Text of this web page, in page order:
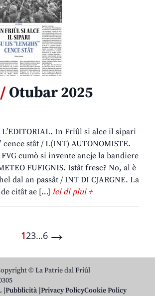
Otubar 2025
L’EDITORIAL. In Friûl si alce il sipari
cence stât / L(INT) AUTONOMISTE.
cumò si invente ancje la bandiere
FUFIGNIS. Istât fresc? No, al è
dal an passât / INT DI CJARGNE. La
citât ae […] lei di plui +
123…6 →
© La Patrie dal Friûl
Pubblicità Privacy PolicyCookie Policy